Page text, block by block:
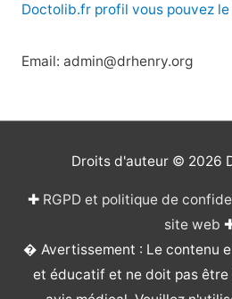
Doctolib.fr profil vous pouvez
Email: admin@drhenry.org
Droits d'auteur © 2026
✚ RGPD et politique de
site web
� Avertissement : Le contenu
et éducatif et ne doit pas être